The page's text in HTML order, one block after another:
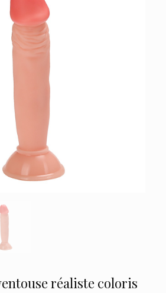
réaliste coloris